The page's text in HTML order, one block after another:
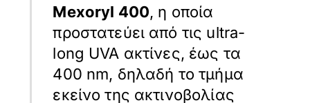
Mexoryl 400, η οποία
προστατεύει από τις ultra-
long UVA ακτίνες, έως τα
400 nm, δηλαδή το τμήμα
εκείνο της ακτινοβολίας